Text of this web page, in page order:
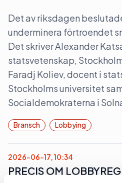
Det av riksdagen
underminera förtroendet
Det skriver Alexander
statsvetenskap,
Faradj Koliev, docent i
Stockholms universitet
Socialdemokraterna i
Bransch Lobbying
2026-06-17, 10:34
PRECIS OM